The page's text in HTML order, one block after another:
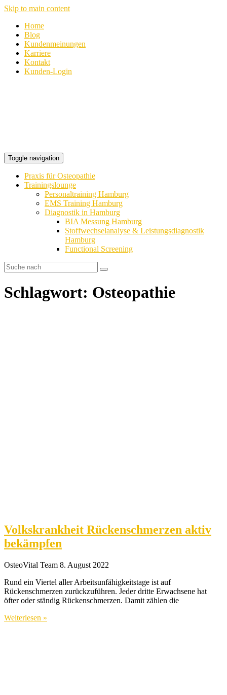
Skip to main content
Home
Blog
Kundenmeinungen
Karriere
Kontakt
Kunden-Login
Toggle navigation
Praxis für Osteopathie
Trainingslounge
Personaltraining Hamburg
EMS Training Hamburg
Diagnostik in Hamburg
BIA Messung Hamburg
Stoffwechselanalyse & Leistungsdiagnostik
Hamburg
Functional Screening
Schlagwort: Osteopathie
Volkskrankheit Rückenschmerzen aktiv
bekämpfen
OsteoVital Team 8. August 2022
Rund ein Viertel aller Arbeitsunfähigkeitstage ist auf
Rückenschmerzen zurückzuführen. Jeder dritte Erwachsene hat
öfter oder ständig Rückenschmerzen. Damit zählen die
Weiterlesen »